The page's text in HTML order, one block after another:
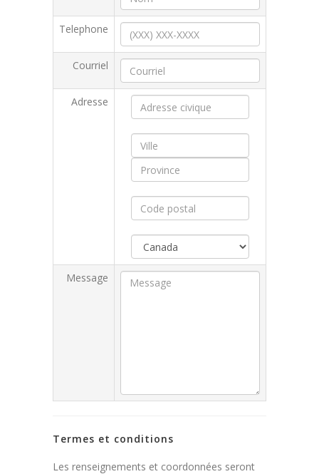
Telephone
Courriel
Adresse
Message
Termes et conditions
Les renseignements et coordonnées seront